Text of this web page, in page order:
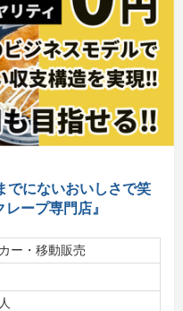
でにないおいしさで笑
ープ専門店』
ー・移動販売